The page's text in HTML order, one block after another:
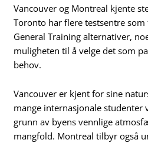
Vancouver og Montreal kjente
Toronto har flere testsentre
General Training alternativer,
muligheten til å velge det som
behov.
Vancouver er kjent for sine
mange internasjonale studenter
grunn av byens vennlige
mangfold. Montreal tilbyr også